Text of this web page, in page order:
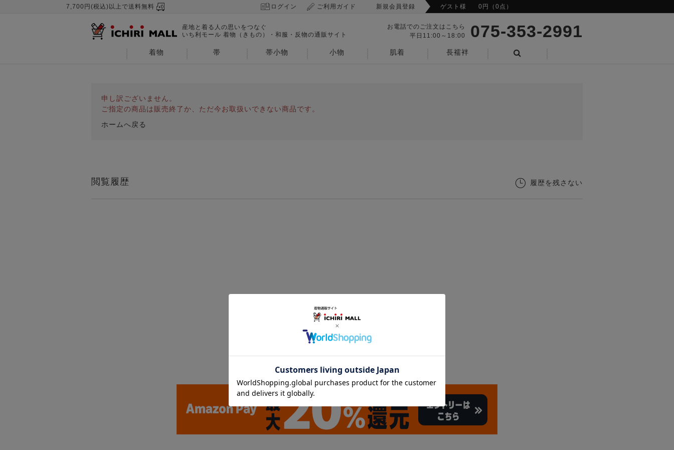
7,700円(税込)以上で送料無料 ログイン ご利用ガイド 新規会員登録 ゲスト様 0円（0点）
産地と着る人の思いをつなぐ
いち利モール 着物（きもの）・和服・反物の通販サイト
お電話でのご注文はこちら
平日11:00～18:00
075-353-2991
着物 帯 帯小物 小物 肌着
長襦袢
申し訳ございません。
ご指定の商品は販売終了か、ただ今お取扱いできない商品です。
ホームへ戻る
閲覧履歴 履歴を残さない